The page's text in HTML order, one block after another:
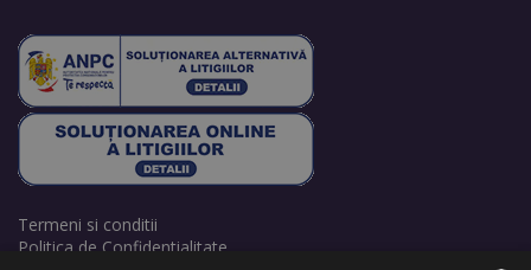
Termeni si conditii
Politica de Confidentialitate